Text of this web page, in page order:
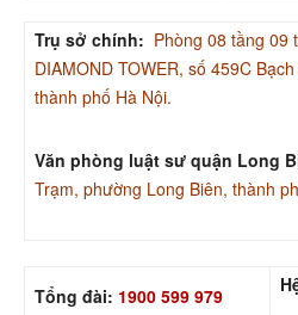
Trụ sở chính: Phòng 08 tầng 09
DIAMOND TOWER, số 459C
thành phố Hà Nội.
Văn phòng luật sư quận Long
Trạm, phường Long Biên, thành
Tổng đài: 1900 599 979